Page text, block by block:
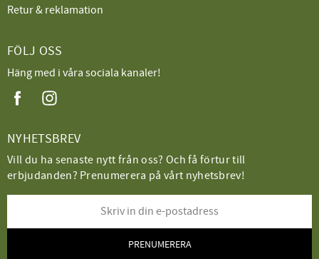
Retur & reklamation
FÖLJ OSS
Häng med i våra sociala kanaler!
NYHETSBREV
Vill du ha senaste nytt från oss? Och få förtur till
erbjudanden? Prenumerera på vårt nyhetsbrev!
PRENUMERERA